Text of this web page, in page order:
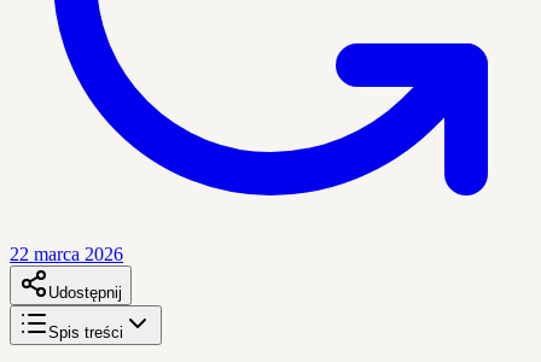
22 marca 2026
Udostępnij
Spis treści